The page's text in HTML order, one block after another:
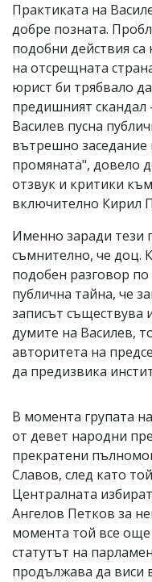
Практиката на
добре позната.
подобни действия са
на отсрещната
юрист би трябвало
предишният скандал
Василев пусна
вътрешно
промяната", довело
отзвук и критики
включително Кирил
Именно заради тези
съмнително, че доц.
подобен разговор по
публична тайна, че
записът
думите на Василев,
авторитета на
да предизвика
В момента групата
от девет народни
прекратени
Славов, след като
Централната
Ангелов Петков за
момента той все
статутът на
продължава да виси